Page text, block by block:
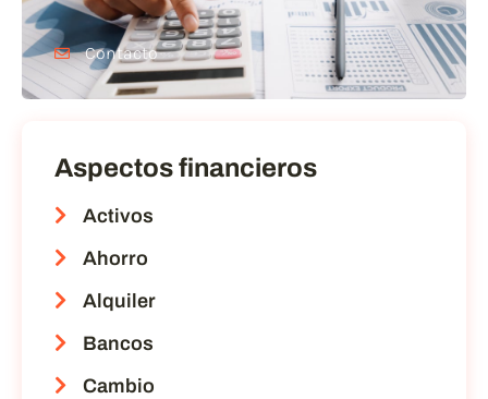
Contacto
Aspectos financieros
Activos
Ahorro
Alquiler
Bancos
Cambio